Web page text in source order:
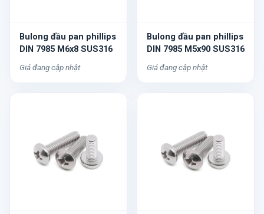
Bulong đầu pan phillips
DIN 7985 M6x8 SUS316
Giá đang cập nhật
Bulong đầu pan phillips
DIN 7985 M5x90 SUS316
Giá đang cập nhật